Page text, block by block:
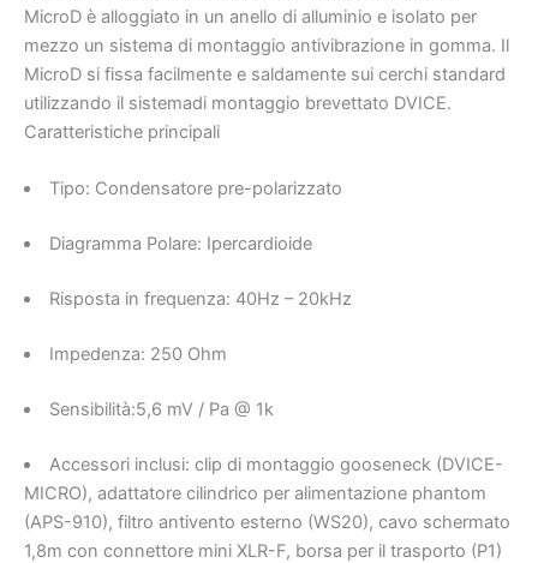
MicroD è alloggiato in un anello di alluminio e isolato per
mezzo un sistema di montaggio antivibrazione in gomma. Il
MicroD si fissa facilmente e saldamente sui cerchi standard
utilizzando il sistemadi montaggio brevettato DVICE.
Caratteristiche principali
Tipo: Condensatore pre-polarizzato
Diagramma Polare: Ipercardioide
Risposta in frequenza: 40Hz – 20kHz
Impedenza: 250 Ohm
Sensibilità:5,6 mV / Pa @ 1k
Accessori inclusi: clip di montaggio gooseneck (DVICE-
MICRO), adattatore cilindrico per alimentazione phantom
(APS-910), filtro antivento esterno (WS20), cavo schermato
1,8m con connettore mini XLR-F, borsa per il trasporto (P1)